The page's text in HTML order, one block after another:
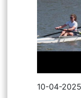
10-04-2025